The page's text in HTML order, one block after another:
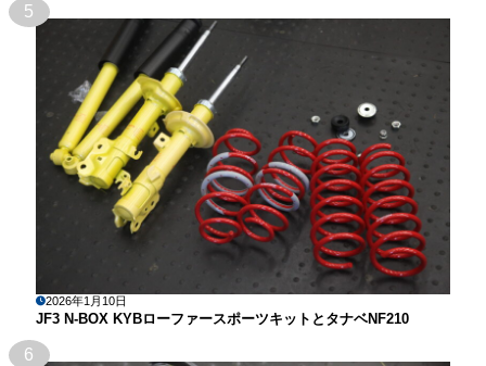
5
2026年1月10日
JF3 N-BOX KYBローファースポーツキットとタナベNF210
6